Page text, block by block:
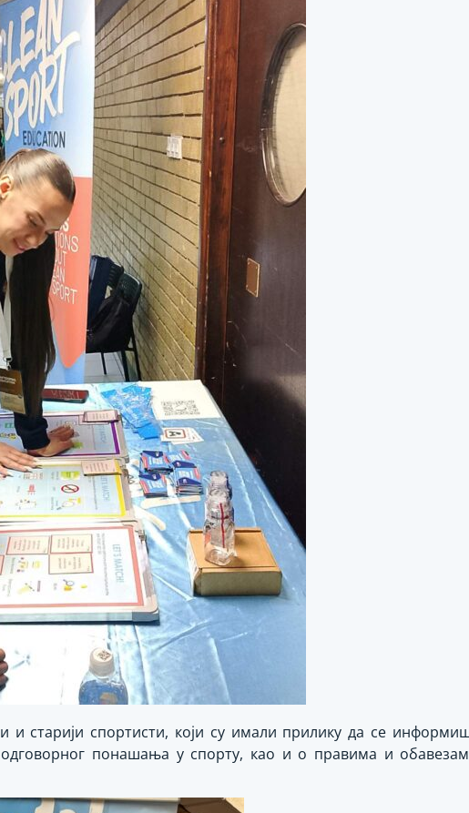
и старији спортисти, који су имали прилику да се
одговорног понашања у спорту, као и о правима и